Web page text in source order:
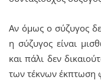
Αν όμως ο σύζυγος
η σύζυγος είναι
και πάλι δεν
των τέκνων έκπτωση